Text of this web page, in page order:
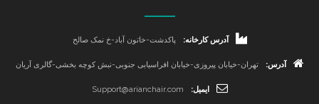
آدرس کارخانه: پاکدشت-خاتون آباد-خ نمک صالح
آدرس: تهران-خیابان پیروزی-خیابان افراسیابی جنوبی-نبش کوچه بخشی-گالری آریان
ایمیل: Support@arianchair.com